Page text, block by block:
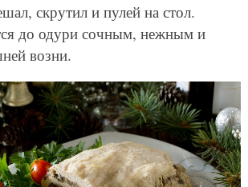
скрутил и пулей на стол.
до одури сочным, нежным и
возни.